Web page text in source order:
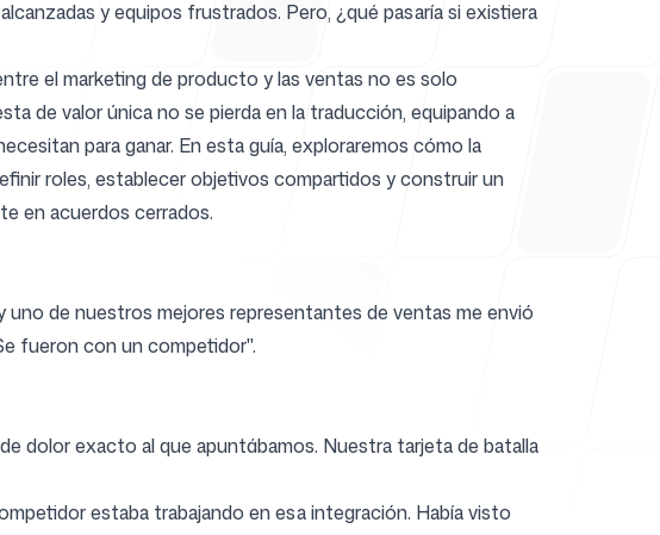
y equipos frustrados. Pero, ¿qué pasaría si existiera
el marketing de producto y las ventas no es solo
de valor única no se pierda en la traducción, equipando a
para ganar. En esta guía, exploraremos cómo la
roles, establecer objetivos compartidos y construir un
en acuerdos cerrados.
uno de nuestros mejores representantes de ventas me envió
fueron con un competidor".
dolor exacto al que apuntábamos. Nuestra tarjeta de batalla
estaba trabajando en esa integración. Había visto